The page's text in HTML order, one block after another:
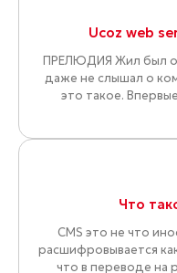
Ucoz web
ПРЕЛЮДИЯ Жил был
даже не слышал о
это такое.
Что
CMS это не что
расшифровывается
что в переводе на